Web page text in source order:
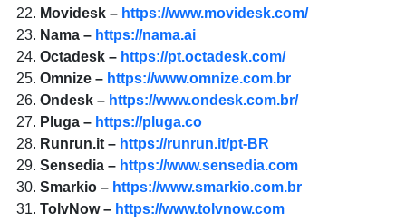
Movidesk – https://www.movidesk.com/
Nama – https://nama.ai
Octadesk – https://pt.octadesk.com/
Omnize – https://www.omnize.com.br
Ondesk – https://www.ondesk.com.br/
Pluga – https://pluga.co
Runrun.it – https://runrun.it/pt-BR
Sensedia – https://www.sensedia.com
Smarkio – https://www.smarkio.com.br
TolvNow – https://www.tolvnow.com